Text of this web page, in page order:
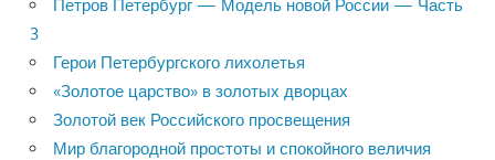
Петров Петербург — Модель новой России — Часть
3
Герои Петербургского лихолетья
«Золотое царство» в золотых дворцах
Золотой век Российского просвещения
Мир благородной простоты и спокойного величия